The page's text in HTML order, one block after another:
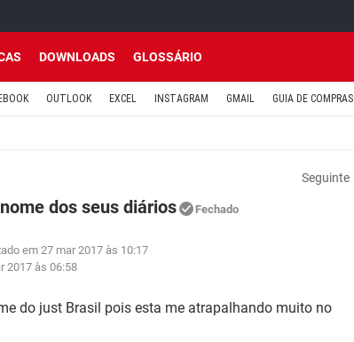
DOWNLOADS GLOSSÁRIO
OUTLOOK EXCEL INSTAGRAM GMAIL GUIA DE COMPRAS
Seguinte
dos seus diários Fechado
em 27 mar 2017 às 10:17
2017 às 06:58
do just Brasil pois esta me atrapalhando muito no